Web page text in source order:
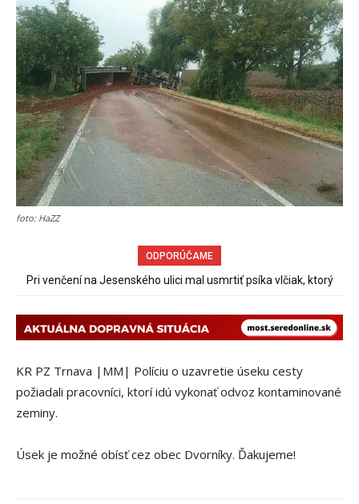
foto: HaZZ
ODPORÚČAME
Pri venčení na Jesenského ulici mal usmrtiť psíka vlčiak, ktorý
Sereď niekedy bola mestom s výborným napojením na
KR PZ Trnava |MM| Políciu o uzavretie úseku cesty
požiadali pracovníci, ktorí idú vykonať odvoz kontaminované
zeminy.
Úsek je možné obísť cez obec Dvorníky. Ďakujeme!